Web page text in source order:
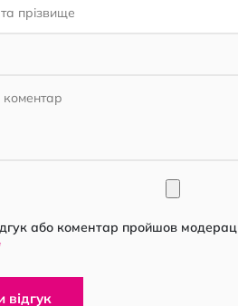
або коментар пройшов
відгук